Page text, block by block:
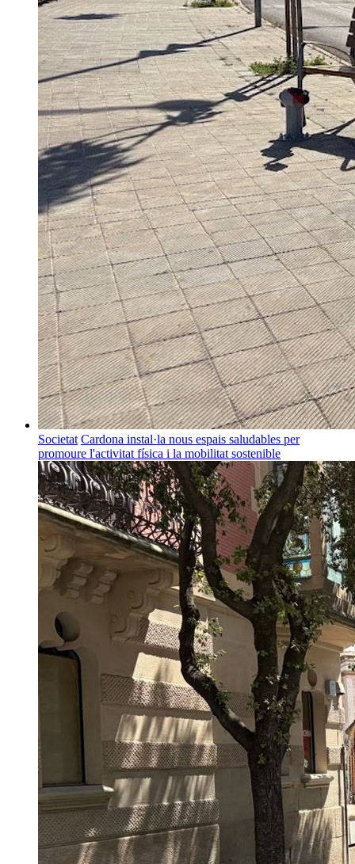
Societat Cardona instal·la nous espais saludables per
promoure l'activitat física i la mobilitat sostenible